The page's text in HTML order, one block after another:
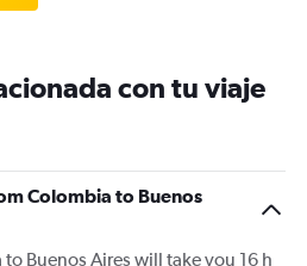
con tu viaje
Colombia to Buenos
Buenos Aires will take you 16 h